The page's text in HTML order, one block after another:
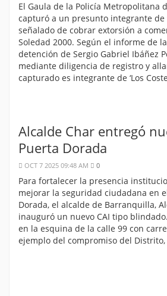
El Gaula de la Policía Metropolitana
capturó a un presunto integrante de
señalado de cobrar extorsión a
Soledad 2000. Según el informe de
detención de Sergio Gabriel Ibáñez
mediante diligencia de registro y
capturado es integrante de ‘Los
Alcalde Char entregó
Puerta Dorada
OCT 7 2025 09:48 AM 0
Para fortalecer la presencia
mejorar la seguridad ciudadana en
Dorada, el alcalde de Barranquilla,
inauguró un nuevo CAI tipo
en la esquina de la calle 99 con
ejemplo del compromiso del Distrito,